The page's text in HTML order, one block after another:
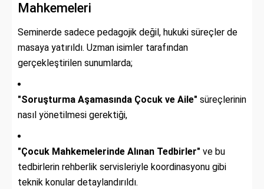
Mahkemeleri
Seminerde sadece pedagojik değil, hukuki süreçler de
masaya yatırıldı. Uzman isimler tarafından
gerçekleştirilen sunumlarda;
"Soruşturma Aşamasında Çocuk ve Aile" süreçlerinin
nasıl yönetilmesi gerektiği,
"Çocuk Mahkemelerinde Alınan Tedbirler" ve bu
tedbirlerin rehberlik servisleriyle koordinasyonu gibi
teknik konular detaylandırıldı.